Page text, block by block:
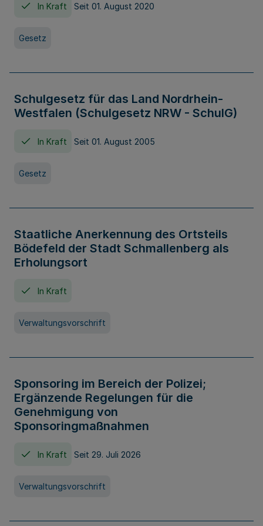
In Kraft Seit 01. August 2020
Gesetz
Schulgesetz für das Land Nordrhein-
Westfalen (Schulgesetz NRW - SchulG)
In Kraft Seit 01. August 2005
Gesetz
Staatliche Anerkennung des Ortsteils
Bödefeld der Stadt Schmallenberg als
Erholungsort
In Kraft
Verwaltungsvorschrift
Sponsoring im Bereich der Polizei;
Ergänzende Regelungen für die
Genehmigung von
Sponsoringmaßnahmen
In Kraft Seit 29. Juli 2026
Verwaltungsvorschrift